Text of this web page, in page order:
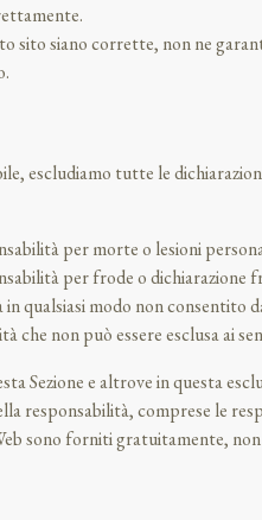
sito siano corrette, non ne
escludiamo tutte le
per morte o lesioni
per frode o dichiarazione
qualsiasi modo non consentito
che non può essere esclusa ai
Sezione e altrove in questa
responsabilità, comprese le
sono forniti gratuitamente,